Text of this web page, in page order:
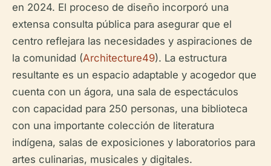
en 2024. El proceso de diseño incorporó una
extensa consulta pública para asegurar que el
centro reflejara las necesidades y aspiraciones de
la comunidad (Architecture49). La estructura
resultante es un espacio adaptable y acogedor que
cuenta con un ágora, una sala de espectáculos
con capacidad para 250 personas, una biblioteca
con una importante colección de literatura
indígena, salas de exposiciones y laboratorios para
artes culinarias, musicales y digitales.